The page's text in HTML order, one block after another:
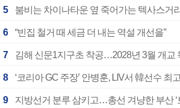
5 붐비는 차이나타운 옆 죽어가는 텍사스거
6 “빈집 철거 때 세금 더 내는 역설 개선을”
7 김해 신문1지구초 착공…2028년 3월 개교
8 ‘코리아 GC 주장’ 안병훈, LIV서 韓선수 최
9 지방선거 분루 삼키고…총선 겨냥한 부산 ‘